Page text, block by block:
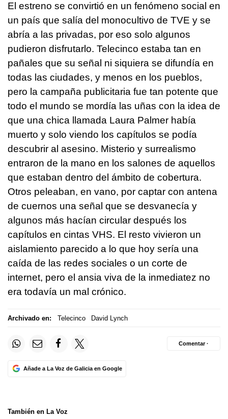
El estreno se convirtió en un fenómeno social en
un país que salía del monocultivo de TVE y se
abría a las privadas, por eso solo algunos
pudieron disfrutarlo. Telecinco estaba tan en
pañales que su señal ni siquiera se difundía en
todas las ciudades, y menos en los pueblos,
pero la campaña publicitaria fue tan potente que
todo el mundo se mordía las uñas con la idea de
que una chica llamada Laura Palmer había
muerto y solo viendo los capítulos se podía
descubrir al asesino. Misterio y surrealismo
entraron de la mano en los salones de aquellos
que estaban dentro del ámbito de cobertura.
Otros peleaban, en vano, por captar con antena
de cuernos una señal que se desvanecía y
algunos más hacían circular después los
capítulos en cintas VHS. El resto vivieron un
aislamiento parecido a lo que hoy sería una
caída de las redes sociales o un corte de
internet, pero el ansia viva de la inmediatez no
era todavía un mal crónico.
Archivado en: Telecinco David Lynch
Añade a La Voz de Galicia en Google
Comentar ·
También en La Voz